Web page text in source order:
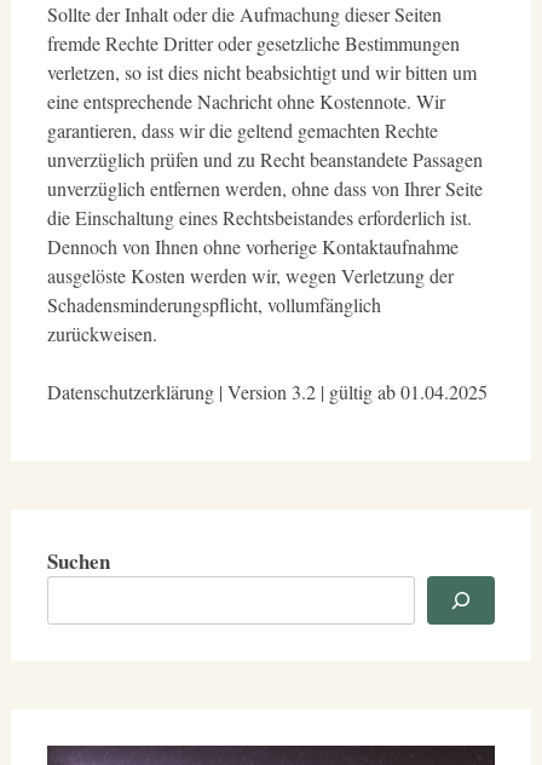
Sollte der Inhalt oder die Aufmachung dieser Seiten
fremde Rechte Dritter oder gesetzliche Bestimmungen
verletzen, so ist dies nicht beabsichtigt und wir bitten um
eine entsprechende Nachricht ohne Kostennote. Wir
garantieren, dass wir die geltend gemachten Rechte
unverzüglich prüfen und zu Recht beanstandete Passagen
unverzüglich entfernen werden, ohne dass von Ihrer Seite
die Einschaltung eines Rechtsbeistandes erforderlich ist.
Dennoch von Ihnen ohne vorherige Kontaktaufnahme
ausgelöste Kosten werden wir, wegen Verletzung der
Schadensminderungspflicht, vollumfänglich
zurückweisen.
Datenschutzerklärung | Version 3.2 | gültig ab 01.04.2025
Suchen